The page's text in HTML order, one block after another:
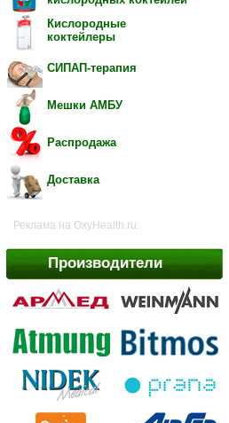
Кислородные
коктейлеры
СИПАП-терапия
Мешки АМБУ
Распродажа
Доставка
Реклама на OxyHealth.ru:
Производители